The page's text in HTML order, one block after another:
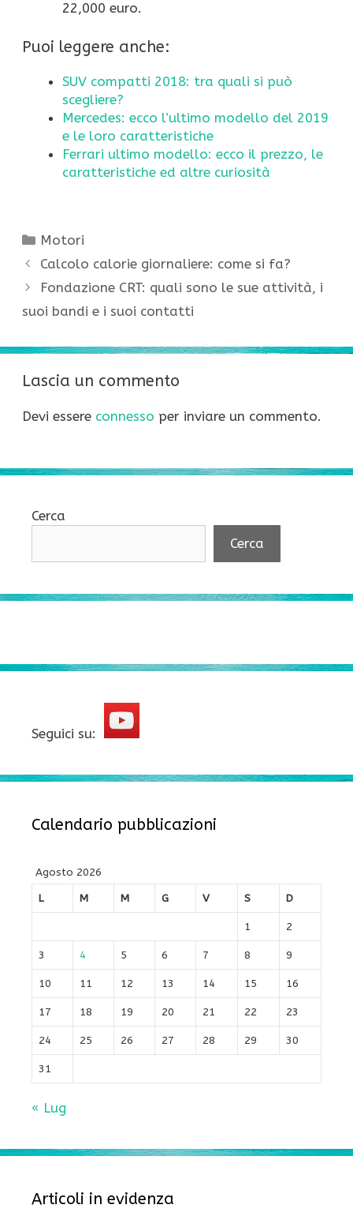
22,000 euro.
Puoi leggere anche:
SUV compatti 2018: tra quali si può
scegliere?
Mercedes: ecco l’ultimo modello del 2019
e le loro caratteristiche
Ferrari ultimo modello: ecco il prezzo, le
caratteristiche ed altre curiosità
Categorie
Motori
Calcolo calorie giornaliere: come si fa?
Fondazione CRT: quali sono le sue attività, i
suoi bandi e i suoi contatti
Lascia un commento
Devi essere connesso per inviare un commento.
Cerca
Cerca
Seguici su:
Calendario pubblicazioni
Agosto 2026
L
M M G V S D
1 2
3 4 5 6 7 8 9
10 11 12 13 14 15 16
17 18 19 20 21 22 23
24 25 26 27 28 29 30
31
« Lug
Articoli in evidenza